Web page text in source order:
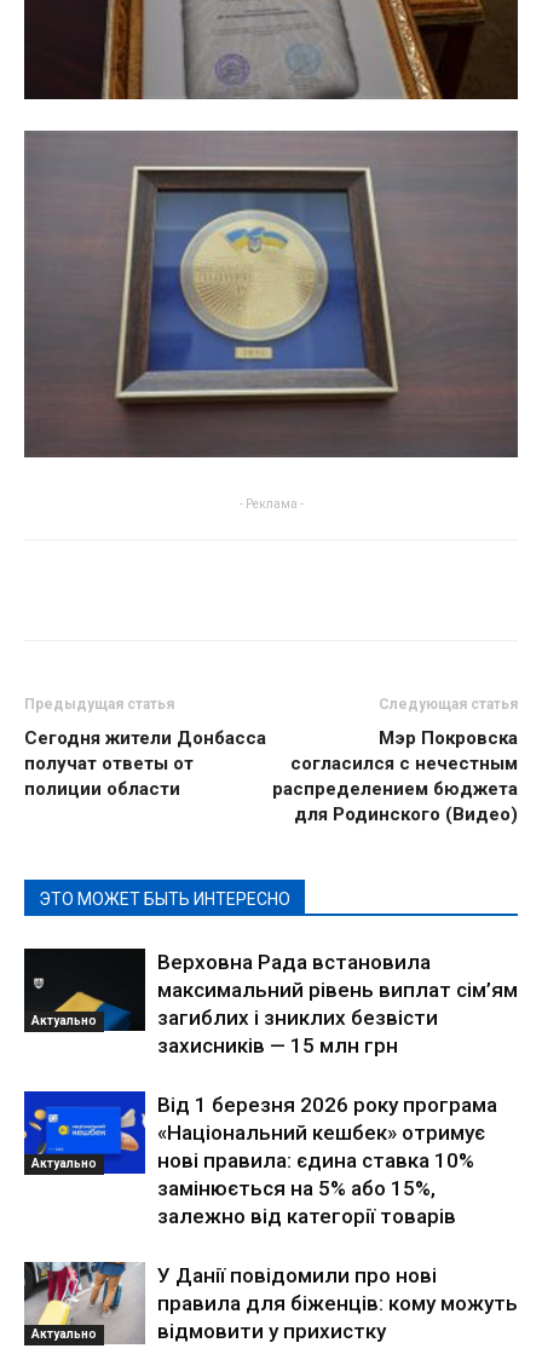
- Реклама -
Предыдущая статья
Сегодня жители Донбасса
получат ответы от
полиции области
Следующая статья
Мэр Покровска
согласился с нечестным
распределением бюджета
для Родинского (Видео)
ЭТО МОЖЕТ БЫТЬ ИНТЕРЕСНО
Актуально
Верховна Рада встановила
максимальний рівень виплат сім’ям
загиблих і зниклих безвісти
захисників — 15 млн грн
Актуально
Від 1 березня 2026 року програма
«Національний кешбек» отримує
нові правила: єдина ставка 10%
замінюється на 5% або 15%,
залежно від категорії товарів
Актуально
У Данії повідомили про нові
правила для біженців: кому можуть
відмовити у прихистку